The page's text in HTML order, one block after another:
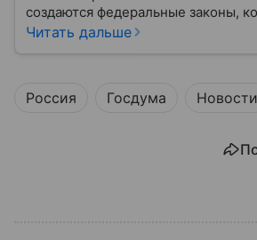
создаются федеральные законы,
жизни каждого гражданина: от
Читать дальше
Россия Госдума Новости